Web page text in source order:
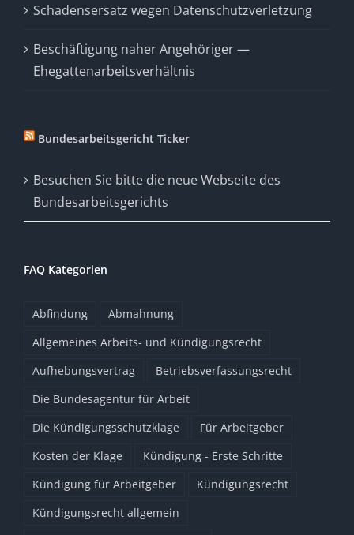
Schadensersatz wegen Datenschutzverletzung
Beschäftigung naher Angehöriger —
Ehegattenarbeitsverhältnis
Bundesarbeitsgericht Ticker
Besuchen Sie bitte die neue Webseite des
Bundesarbeitsgerichts
FAQ Kategorien
Abfindung
Abmahnung
Allgemeines Arbeits- und Kündigungsrecht
Aufhebungsvertrag
Betriebsverfassungsrecht
Die Bundesagentur für Arbeit
Die Kündigungsschutzklage
Für Arbeitgeber
Kosten der Klage
Kündigung - Erste Schritte
Kündigung für Arbeitgeber
Kündigungsrecht
Kündigungsrecht allgemein